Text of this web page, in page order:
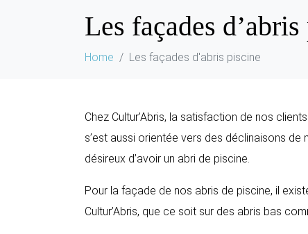
Les façades
Home Les façades d'abris piscine
Chez Cultur’Abris, la satisfaction de nos
s’est aussi orientée vers des déclinaisons
désireux d’avoir un abri de piscine.
Pour la façade de nos abris de piscine, il
Cultur’Abris, que ce soit sur des abris bas